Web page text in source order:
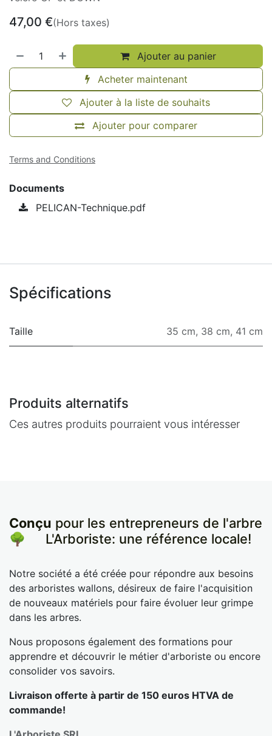
47,00 €(Hors taxes)
Ajouter au panier
Acheter maintenant
Ajouter pour comparer
Ajouter à la liste de souhaits
Terms and Conditions
Documents
PELICAN-Technique.pdf
Spécifications
Taille 35 cm, 38 cm, 41 cm
Produits alternatifs
Ces autres produits pourraient vous intéresser
Conçu pour les entrepreneurs de l'arbre
🌳
​L'Arboriste: une référence locale!
Notre société a été créée pour répondre aux besoins
des arboristes wallons, désireux de faire l'acquisition
de nouveaux matériels pour faire évoluer leur grimpe
dans les arbres.
Nous proposons également des formations pour
apprendre et découvrir le métier d'arboriste ou encore
consolider vos savoirs.
Livraison offerte à partir de 150 euros HTVA de
commande!